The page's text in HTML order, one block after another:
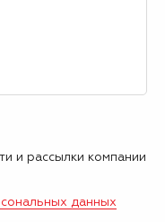
и рассылки компании
данных